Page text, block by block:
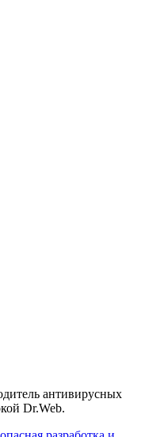
антивирусных
Dr.Web.